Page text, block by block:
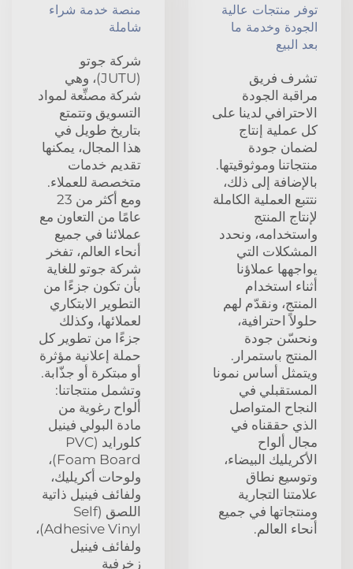
توفر منتجات عالية
الجودة وخدمة ما
بعد البيع
تشرف فريق
مراقبة الجودة
الاحترافي لدينا على
كل عملية إنتاج
لضمان جودة
منتجاتنا وموثوقيتها.
بالإضافة إلى ذلك،
نتتبع العملية الكاملة
لإنتاج المنتج
واستخدامه، ونحدد
المشكلات التي
يواجهها عملاؤنا
أثناء استخدام
المنتج، ونقدّم لهم
حلولاً احترافية،
ونحسّن جودة
المنتج باستمرار.
ويتمثل أساس نمونا
المستقبلي في
النجاح المتواصل
الذي حققناه في
مجال ألواح
الأكريليك البيضاء،
وتوسيع نطاق
علامتنا التجارية
ومنتجاتها في جميع
أنحاء العالم.
منصة خدمة شراء
شاملة
شركة جوتو
(JUTU)، وهي
شركة مصنِّعة لمواد
التسويق وتتمتع
بتاريخ طويل في
هذا المجال، يمكنها
تقديم خدمات
متخصصة للعملاء.
ومع أكثر من 23
عامًا من التعاون مع
عملائنا في جميع
أنحاء العالم، تفخر
شركة جوتو للغاية
بأن تكون جزءًا من
التطوير الابتكاري
لعملائها، وكذلك
جزءًا من تطوير كل
حملة إعلانية مؤثرة
أو مبتكرة أو جذّابة.
وتشمل منتجاتنا:
ألواح رغوية من
مادة البولي فينيل
كلورايد (PVC
Foam Board)،
ولوحات أكريليك،
ولفائف فينيل ذاتية
اللصق (Self
Adhesive Vinyl)،
ولفائف فينيل
زخرفية